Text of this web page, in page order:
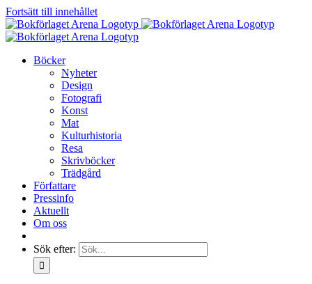
Fortsätt till innehållet
Böcker
Nyheter
Design
Fotografi
Konst
Mat
Kulturhistoria
Resa
Skrivböcker
Trädgård
Författare
Pressinfo
Aktuellt
Om oss
Sök efter: